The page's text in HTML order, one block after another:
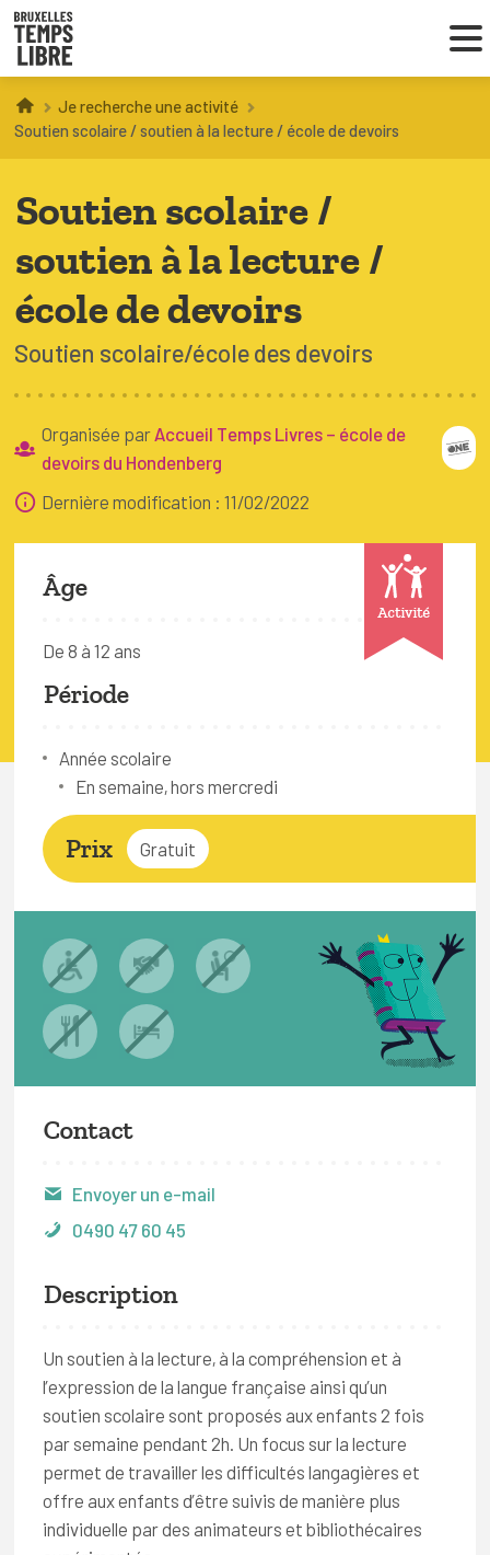
Infos parents
Coordinations ATL
À BRUXELLES
FAQ
Je recherche une activité
Soutien scolaire / soutien à la lecture / école de devoirs
Soutien scolaire /
soutien à la lecture /
école de devoirs
Soutien scolaire/école des devoirs
Organisée parAccueil Temps Livres – école de
devoirs du Hondenberg
Dernière modification : 11/02/2022
Activité
Âge
De 8 à 12 ans
Période
Année scolaire
En semaine, hors mercredi
Prix Gratuit
Contact
Envoyer un e-mail
0490 47 60 45
Description
Un soutien à la lecture, à la compréhension et à
l’expression de la langue française ainsi qu’un
soutien scolaire sont proposés aux enfants 2 fois
par semaine pendant 2h. Un focus sur la lecture
permet de travailler les difficultés langagières et
offre aux enfants d’être suivis de manière plus
individuelle par des animateurs et bibliothécaires